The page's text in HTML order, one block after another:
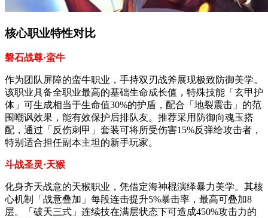
核心职业特性对比
磐石战尊·蛮牛
作为团队屏障的蛮牛职业，手持双刃战斧展现极致防御美学。
该职业具备全职业最高的基础生命成长值，特殊技能「玄甲护
体」可生成相当于生命值30%的护盾，配合「地裂震击」的范
围嘲讽效果，能有效保护后排队友。推荐采用防御向魂玉搭
配，通过「反伤刺甲」套装可将所受伤害15%反弹给攻击者，
特别适合担任副本主坦的新手玩家。
斗战圣灵·天猴
化身齐天战意的天猴职业，凭借定海神棍演绎暴力美学。其核
心机制「战意叠加」每段连击提升5%暴击率，最高可叠加8
层。「破天三式」连续技在满层状态下可造成450%攻击力的